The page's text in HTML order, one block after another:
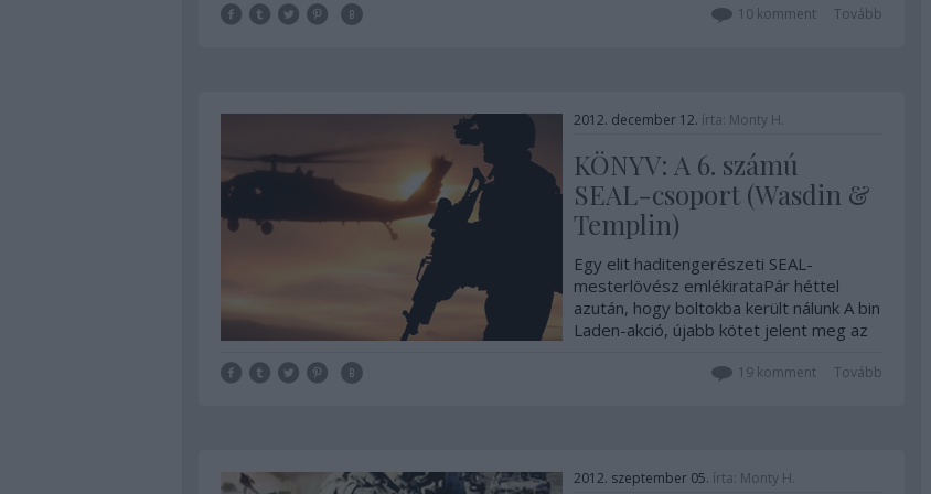
Tovább
10komment
2012. december 12. írta: Monty H.
KÖNYV: A 6. számú
SEAL-csoport (Wasdin &
Templin)
Egy elit haditengerészeti SEAL-
mesterlövész emlékirataPár héttel
azután, hogy boltokba került nálunk A bin
Laden-akció, újabb kötet jelent meg az
különleges egységének belső világáról,
Tovább
19komment
2012. szeptember 05. írta: Monty H.